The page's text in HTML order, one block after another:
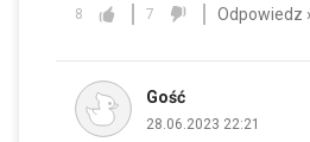
8 7 Odpowiedz
Gość
28.06.2023 22:21